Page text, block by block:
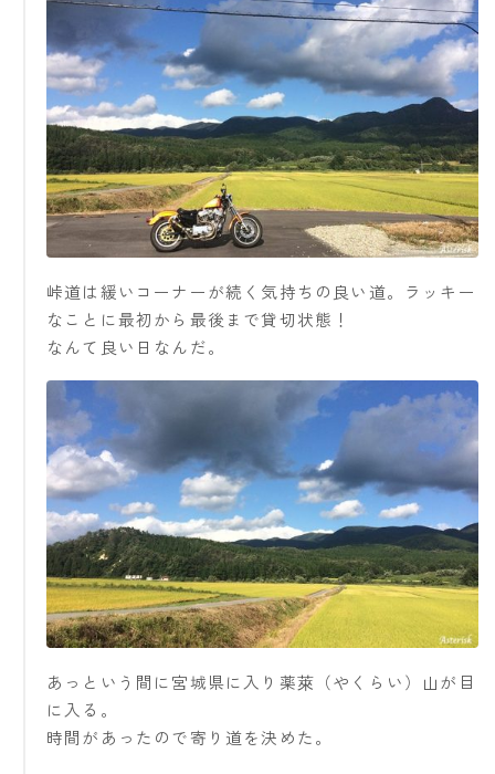
峠道は緩いコーナーが続く気持ちの良い道。ラッキー
なことに最初から最後まで貸切状態！
なんて良い日なんだ。
あっという間に宮城県に入り薬萊（やくらい）山が目
に入る。
時間があったので寄り道を決めた。